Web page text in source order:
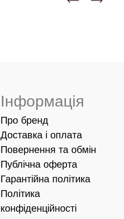
Інформація
Про бренд
Доставка і оплата
Повернення та обмін
Публічна оферта
Гарантійна політика
Політика
конфіденційності